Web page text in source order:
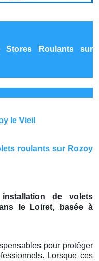
Stores Roulants sur
le Vieil
roulants sur Rozoy
de volets
le Loiret, basée à
pour protéger
Lorsque ces